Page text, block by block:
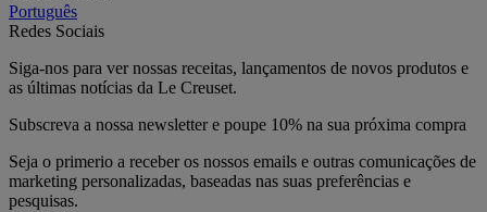
Português
Redes Sociais
Siga-nos para ver nossas receitas, lançamentos de novos produtos e
as últimas notícias da Le Creuset.
Subscreva a nossa newsletter e poupe 10% na sua próxima compra
Seja o primerio a receber os nossos emails e outras comunicações de
marketing personalizadas, baseadas nas suas preferências e
pesquisas.